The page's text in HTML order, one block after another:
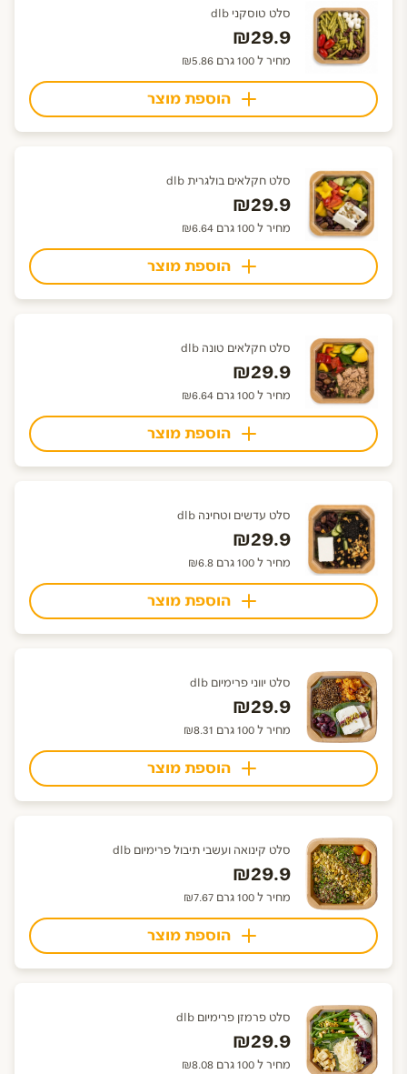
סלט טוסקני dlb
₪29.9
מחיר ל 100 גרם ₪5.86
הוספת מוצר
סלט חקלאים בולגרית dlb
₪29.9
מחיר ל 100 גרם ₪6.64
הוספת מוצר
סלט חקלאים טונה dlb
₪29.9
מחיר ל 100 גרם ₪6.64
הוספת מוצר
סלט עדשים וטחינה dlb
₪29.9
מחיר ל 100 גרם ₪6.8
הוספת מוצר
סלט יווני פרימיום dlb
₪29.9
מחיר ל 100 גרם ₪8.31
הוספת מוצר
סלט קינואה ועשבי תיבול פרימיום dlb
₪29.9
מחיר ל 100 גרם ₪7.67
הוספת מוצר
סלט פרמזן פרימיום dlb
₪29.9
מחיר ל 100 גרם ₪8.08